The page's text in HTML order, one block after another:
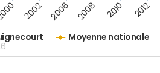
Moyenne nationale
2002 2006 2008 2010 2012